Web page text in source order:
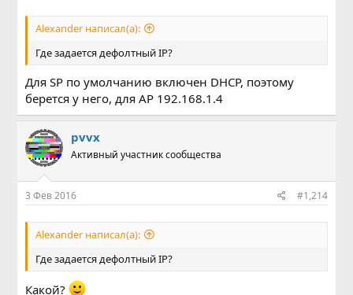
Alexander написал(а):
Где задается дефолтный IP?
Для SP по умолчанию включен DHCP, поэтому
берется у него, для AP 192.168.1.4
pvvx
Активный участник сообщества
3 Фев 2016 #1,214
Alexander написал(а):
Где задается дефолтный IP?
Какой?